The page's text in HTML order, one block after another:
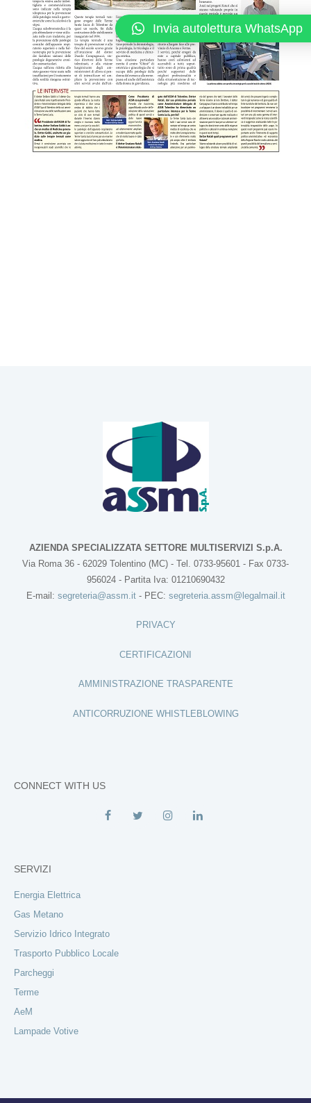
AZIENDA SPECIALIZZATA SETTORE MULTISERVIZI S.p.A.
Via Roma 36 - 62029 Tolentino (MC) - Tel. 0733-95601 - Fax 0733-
956024 - Partita Iva: 01210690432
E-mail: segreteria@assm.it- PEC: segreteria.assm@legalmail.it
PRIVACY
CERTIFICAZIONI
AMMINISTRAZIONE TRASPARENTE
ANTICORRUZIONE WHISTLEBLOWING
CONNECT WITH US
SERVIZI
Energia Elettrica
Gas Metano
Servizio Idrico Integrato
Trasporto Pubblico Locale
Parcheggi
Terme
AeM
Lampade Votive
Invia autolettura WhatsApp